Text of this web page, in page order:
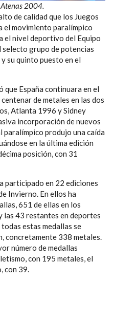
2004.
de calidad que los Juegos
el movimiento paralímpico
el nivel deportivo del Equipo
selecto grupo de potencias
su quinto puesto en el
España continuara en el
de metales en las dos
Atlanta 1996 y Sidney
incorporación de nuevos
paralímpico produjo una caída
en la última edición
posición, con 31
participado en 22 ediciones
Invierno. En ellos ha
651 de ellas en los
las 43 restantes en deportes
estas medallas se
concretamente 338 metales.
número de medallas
con 195 metales, el
con 39.